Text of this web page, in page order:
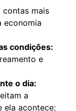
contas mais
economia
condições:
e
o dia:
a
ela acontece;